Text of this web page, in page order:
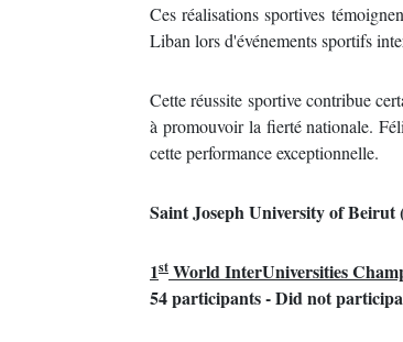
Ces réalisations sportives
Liban lors d'événements sportifs
Cette réussite sportive contribue
à promouvoir la fierté nationale.
cette performance exceptionnelle.
Saint Joseph University of Beirut
1st World InterUniversities
54 participants - Did not